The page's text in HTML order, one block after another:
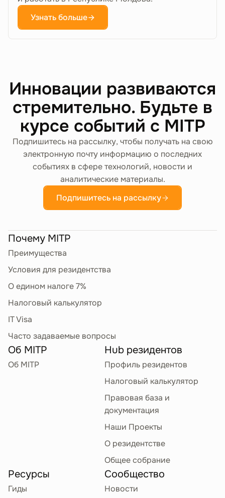
Узнать больше
Инновации развиваются
стремительно. Будьте в
курсе событий с MITP
Подпишитесь на рассылку, чтобы получать на свою
электронную почту информацию о последних
событиях в сфере технологий, новости и
аналитические материалы.
Подпишитесь на рассылку
Почему MITP
Преимущества
Условия для резидентства
О едином налоге 7%
Налоговый калькулятор
IT Visa
Часто задаваемые вопросы
Об MITP
Об MITP
Hub резидентов
Профиль резидентов
Налоговый калькулятор
Правовая база и
документация
Наши Проекты
О резидентстве
Общее собрание
Ресурсы
Гиды
Сообщество
Новости